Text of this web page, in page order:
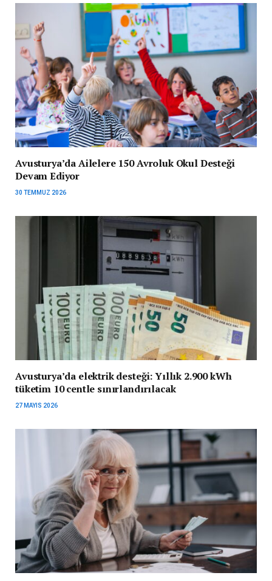
Avusturya’da Ailelere 150 Avroluk Okul Desteği
Devam Ediyor
30 TEMMUZ 2026
Avusturya’da elektrik desteği: Yıllık 2.900 kWh
tüketim 10 centle sınırlandırılacak
27 MAYIS 2026